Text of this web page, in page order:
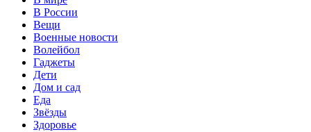
В России
Вещи
Военные новости
Волейбол
Гаджеты
Дети
Дом и сад
Еда
Звёзды
Здоровье